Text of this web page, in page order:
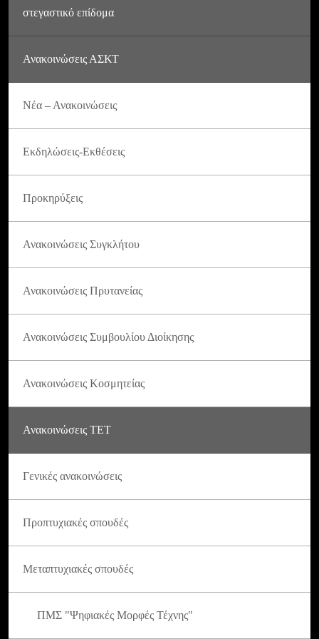
στεγαστικό επίδομα
Ανακοινώσεις ΑΣΚΤ
Νέα – Ανακοινώσεις
Εκδηλώσεις-Εκθέσεις
Προκηρύξεις
Ανακοινώσεις Συγκλήτου
Ανακοινώσεις Πρυτανείας
Ανακοινώσεις Συμβουλίου Διοίκησης
Ανακοινώσεις Κοσμητείας
Ανακοινώσεις ΤΕΤ
Γενικές ανακοινώσεις
Προπτυχιακές σπουδές
Μεταπτυχιακές σπουδές
ΠΜΣ "Ψηφιακές Μορφές Τέχνης"